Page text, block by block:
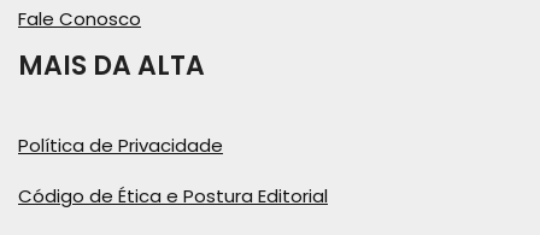
Fale Conosco
MAIS DA ALTA
Política de Privacidade
Código de Ética e Postura Editorial